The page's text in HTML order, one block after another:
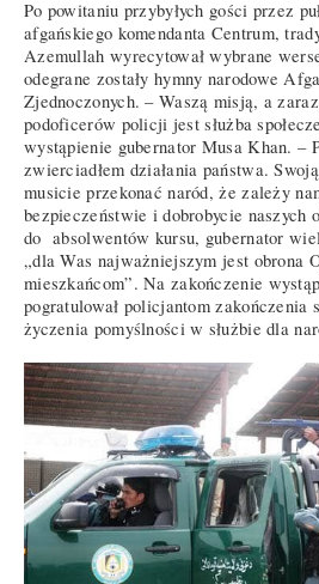
Po powitaniu przybyłych gości przez
afgańskiego komendanta Centrum,
Azemullah wyrecytował wybrane
odegrane zostały hymny narodowe
Zjednoczonych. – Waszą misją, a
podoficerów policji jest służba
wystąpienie gubernator Musa Khan. –
zwierciadłem działania państwa.
musicie przekonać naród, że zależy
bezpieczeństwie i dobrobycie
do absolwentów kursu, gubernator
„dla Was najważniejszym jest obrona
mieszkańcom”. Na zakończenie
pogratulował policjantom zakończenia
życzenia pomyślności w służbie dla